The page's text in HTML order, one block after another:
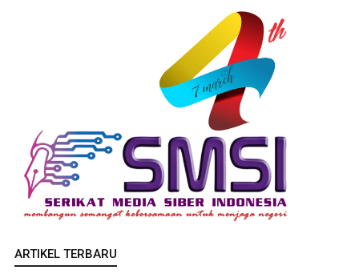
ARTIKEL TERBARU